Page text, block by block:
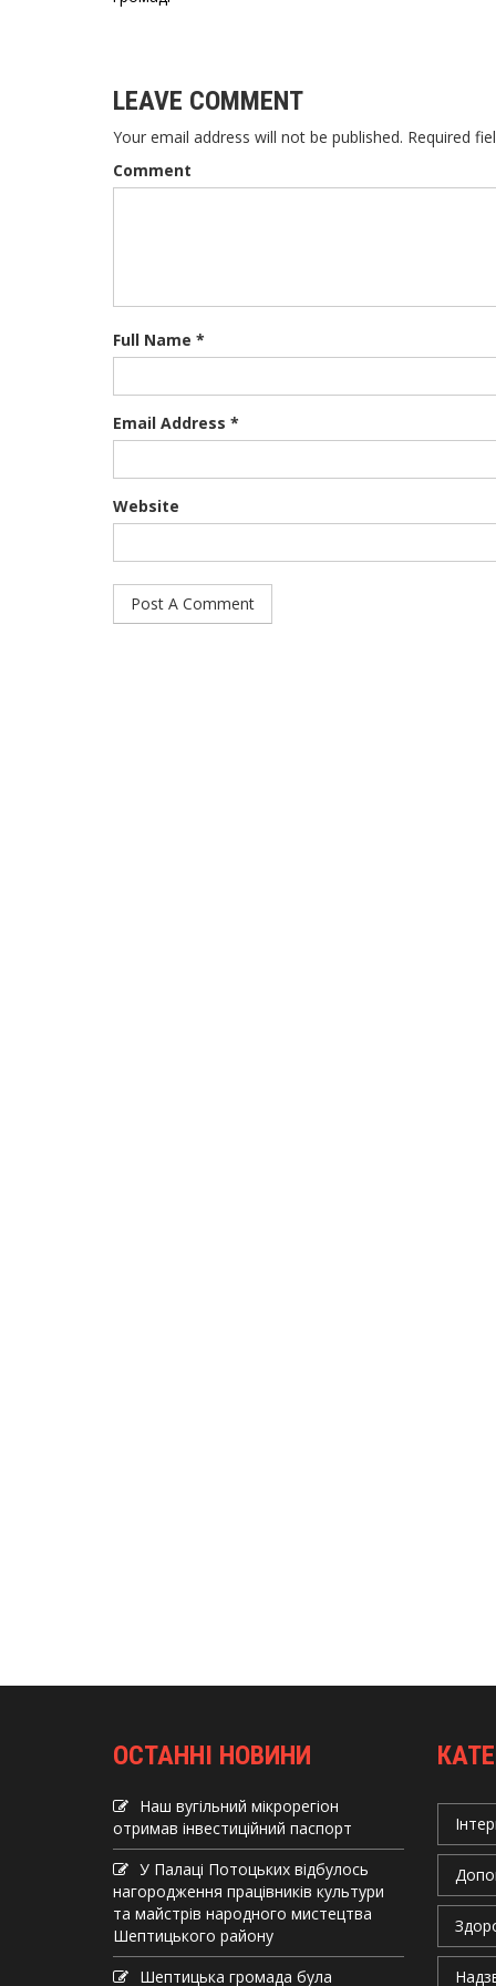
записів
LEAVE COMMENT
Your email address will not be published. Required
Comment
Full Name *
Email Address *
Website
ОСТАННІ НОВИНИ
Наш вугільний мікрорегіон
отримав інвеcтиційний паспорт
У Палаці Потоцьких відбулось
нагородження працівників культури
та майстрів народного мистецтва
Шептицького району
Шептицька громада була